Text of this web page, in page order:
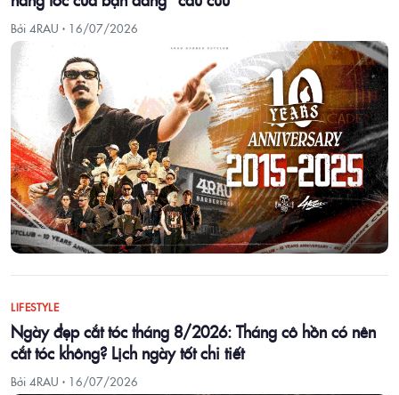
Bởi 4RAU · 16/07/2026
LIFESTYLE
Ngày đẹp cắt tóc tháng 8/2026: Tháng cô hồn có nên
cắt tóc không? Lịch ngày tốt chi tiết
Bởi 4RAU · 16/07/2026